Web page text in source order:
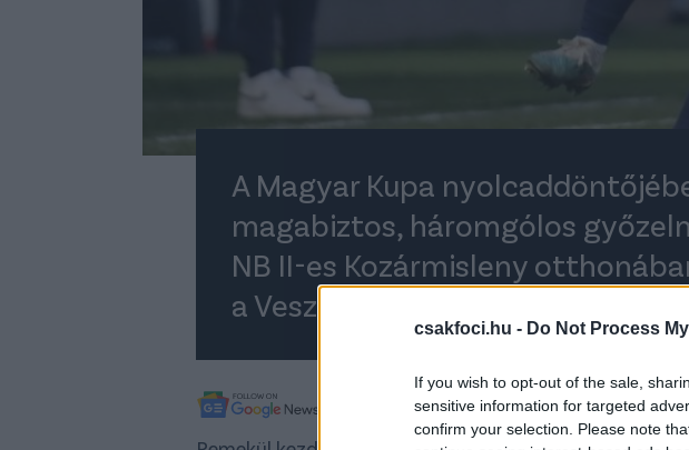
csakfoci.hu - Do Not Process
If you wish to opt-out of the sale,
sensitive information for targeted
confirm your selection. Please note
A Magyar Kupa
magabiztos, háromgólos
NB II-es Kozármisleny
a Veszprém vendégeként jutott
A legfrissebb hírekért kövess minket a